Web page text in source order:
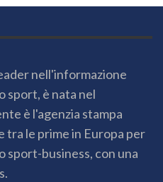
nell'informazione
sport, è nata nel
è l'agenzia stampa
tra le prime in Europa per
sport-business, con una